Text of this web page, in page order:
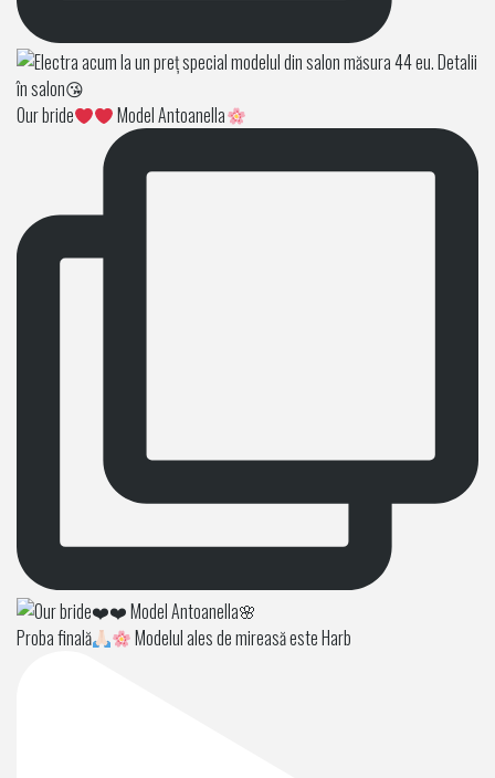
Our bride Model Antoanella
Proba finală Modelul ales de mireasă este Harb